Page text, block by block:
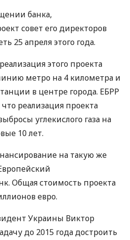
банка,
совет его директоров
25 апреля этого года.
этого проекта
метро на 4 километра и
в центре города. ЕБРР
реализация проекта
углекислого газа на
10 лет.
на такую же
Общая стоимость проекта
евро.
Украины Виктор
до 2015 года достроить